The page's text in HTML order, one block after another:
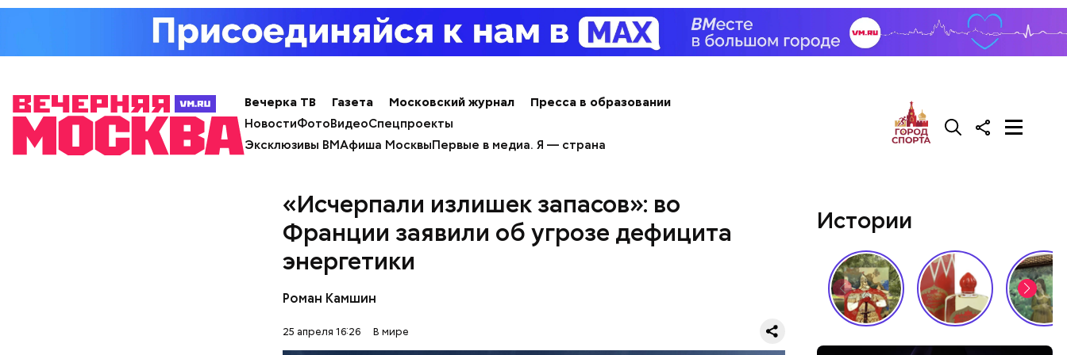
Вечерка ТВ Газета Московский журнал
Пресса в образовании
НовостиФотоВидеоСпецпроекты
Эксклюзивы ВМАфиша МосквыПервые в медиа. Я — страна
«Исчерпали излишек запасов»: во
Франции заявили об угрозе дефицита
энергетики
Роман Камшин
25 апреля 16:26 В мире
Фото: Shutterstock
Он находился на посту менеджера, занимался наймом персонала и
продажей продуктов. В 2000 году Балмер сменил Билла Гейтса на
посту генерального директора. Им он оставался до 2014 года, после
состояние оценивается в 126 миллиардов долларов.
Истории